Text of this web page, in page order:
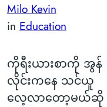
Milo Kevin
in Education
ကိုရီးယားစာကို အွန်
လိုင်းကနေ သင်ယူ
လေ့လာတော့မယ်ဆို